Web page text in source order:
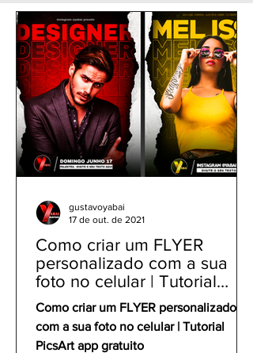
app PicsArt
Como criar um FLYER
personalizado com a sua
foto no celular | Tutorial
PicsArt app gratuito
Como criar um FLYER personalizado
com a sua foto no celular | Tutorial
PicsArt app gratuito
gustavoyabai
17 de out. de 2021